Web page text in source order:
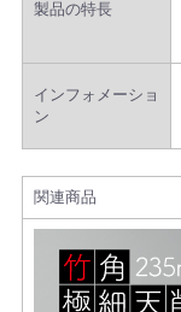
製品の特長
インフォメーショ
ン
関連商品